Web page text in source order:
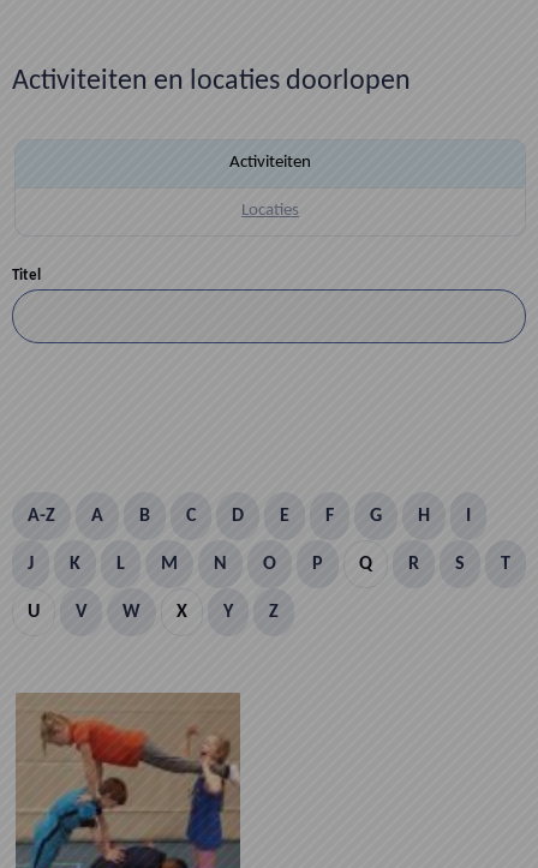
Activiteiten en locaties doorlopen
Activiteiten
Locaties
Titel
A-Z A B C D E F G H
J K L M N O P Q R S T
U V W X Y Z